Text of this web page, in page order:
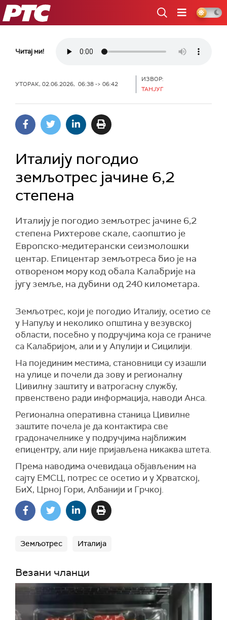
РТС
Читај ми!
УТОРАК, 02.06.2026, 06:38 -> 06:42
ИЗВОР:
ТАНЈУГ
Италију погодио
земљотрес јачине 6,2
степена
Италију је погодио земљотрес јачине 6,2
степена Рихтерове скале, саопштио је
Европско-медитерански сеизмолошки
центар. Епицентар земљотреса био је на
отвореном мору код обала Калабрије на
југу земље, на дубини од 240 километара.
Земљотрес, који је погодио Италију, осетио се
у Напуљу и неколико општина у везувској
области, посебно у подручјима која се граниче
са Калабријом, али и у Апулији и Сицилији.
На појединим местима, становници су изашли
на улице и почели да зову и регионалну
Цивилну заштиту и ватрогасну службу,
првенствено ради информација, наводи Анса.
Регионална оперативна станица Цивилне
заштите почела је да контактира све
градоначелнике у подручјима најближим
епицентру, али није пријављена никаква штета.
Према наводима очевидаца објављеним на
сајту ЕМСЦ, потрес се осетио и у Хрватској,
БиХ, Црној Гори, Албанији и Грчкој.
Земљотрес Италија
Везани чланци